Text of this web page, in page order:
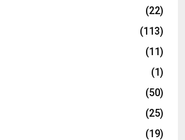
(22)
(113)
(11)
(1)
(50)
(25)
(19)